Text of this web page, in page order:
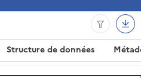
Structure de données